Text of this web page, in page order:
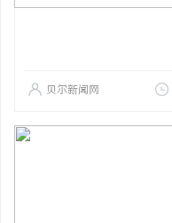
贝尔新闻网